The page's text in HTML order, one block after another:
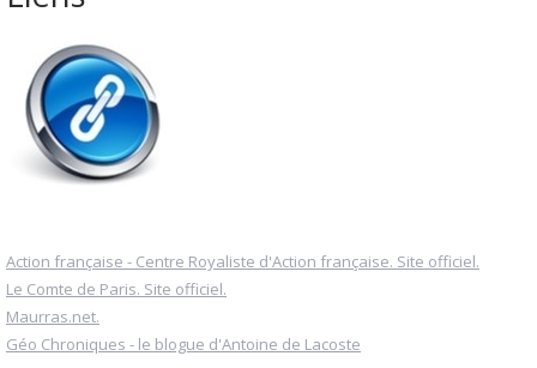
Action française - Centre Royaliste d'Action française. Site officiel.
Le Comte de Paris. Site officiel.
Maurras.net.
Géo Chroniques - le blogue d'Antoine de Lacoste